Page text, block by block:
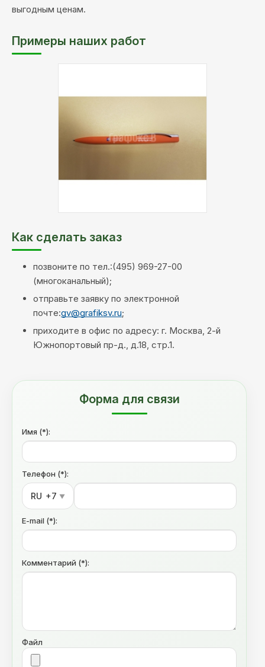
выгодным ценам.
Примеры наших работ
Материал:пластик
Как сделать заказ
позвоните по тел.:(495) 969-27-00
(многоканальный);
отправьте заявку по электронной
почте:gv@grafiksv.ru;
приходите в офис по адресу: г. Москва, 2-й
Южнопортовый пр-д., д.18, стр.1.
Форма для связи
Имя (*):
Телефон (*):
RU +7 ▼
E-mail (*):
Комментарий (*):
Файл